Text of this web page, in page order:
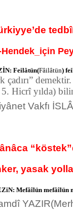
Hendek_için
Feilâtün(Fâilâtün)
çadırı”
Hicrî yılda)
Vakfı
yasak
Mefâîlün mefâîlün